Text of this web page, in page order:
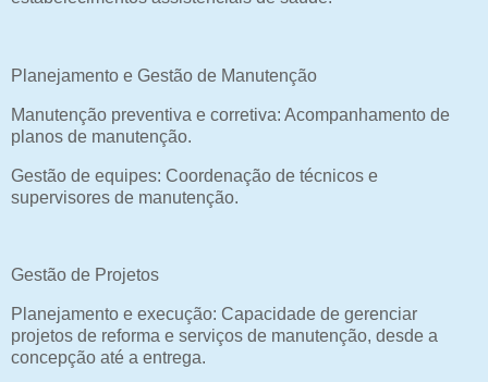
Planejamento e Gestão de Manutenção
Manutenção preventiva e corretiva: Acompanhamento de
planos de manutenção.
Gestão de equipes: Coordenação de técnicos e
supervisores de manutenção.
Gestão de Projetos
Planejamento e execução: Capacidade de gerenciar
projetos de reforma e serviços de manutenção, desde a
concepção até a entrega.